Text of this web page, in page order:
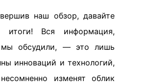
наш обзор, давайте
итоги! Вся информация,
мы обсудили, — это лишь
инноваций и технологий,
изменят облик